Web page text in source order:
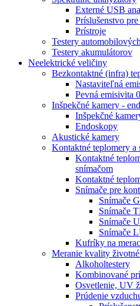
Externé USB
Príslušenstvo
Prístroje
Testery
Testery akumulátorov
Neelektrické veličiny
Bezkontaktné (infra)
Nastaviteľná
Pevná emisivita
Inšpekčné kamery -
Inšpekčné
Endoskopy
Akustické kamery
Kontaktné teplomery a
Kontaktné
snímačom
Kontaktné
Snímače pre
Snímače
Snímače
Snímače
Snímače
Kufríky na
Meranie kvality
Alkoholtestery
Kombinované
Osvetlenie, UV
Prúdenie